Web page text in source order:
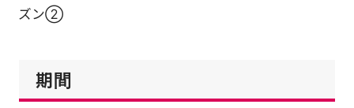
ズン②
期間